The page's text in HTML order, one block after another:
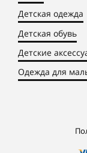
Детская одежда
Детская обувь
Детские
Одежда для